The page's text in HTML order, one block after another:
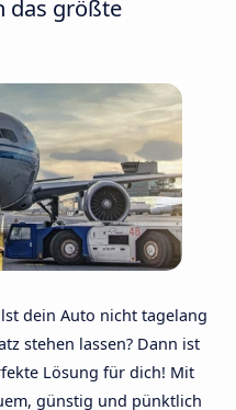
das größte
dein Auto nicht tagelang
stehen lassen? Dann ist
Lösung für dich! Mit
günstig und pünktlich